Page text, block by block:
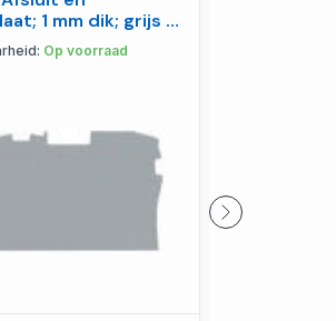
1 mm dik; grijs -
Op voorraad